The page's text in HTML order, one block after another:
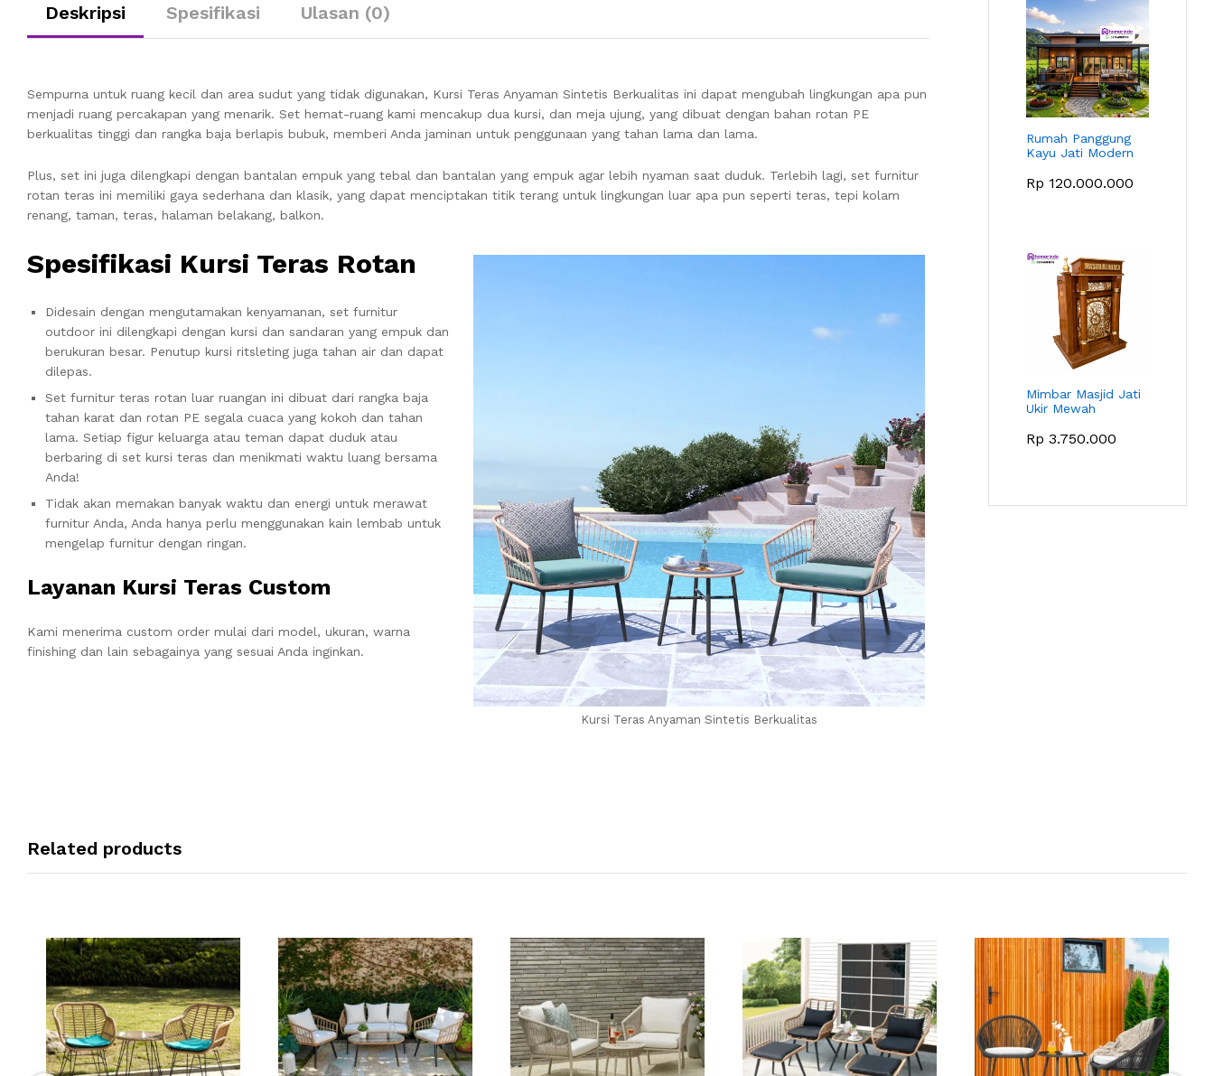
Deskripsi Spesifikasi Ulasan (0)
Sempurna untuk ruang kecil dan area sudut yang tidak digunakan, Kursi Teras Anyaman Sintetis Berkualitas ini dapat mengubah lingkungan apa pun
menjadi ruang percakapan yang menarik. Set hemat-ruang kami mencakup dua kursi, dan meja ujung, yang dibuat dengan bahan rotan PE
berkualitas tinggi dan rangka baja berlapis bubuk, memberi Anda jaminan untuk penggunaan yang tahan lama dan lama.
Plus, set ini juga dilengkapi dengan bantalan empuk yang tebal dan bantalan yang empuk agar lebih nyaman saat duduk. Terlebih lagi, set furnitur
rotan teras ini memiliki gaya sederhana dan klasik, yang dapat menciptakan titik terang untuk lingkungan luar apa pun seperti teras, tepi kolam
renang, taman, teras, halaman belakang, balkon.
Kursi Teras Anyaman Sintetis Berkualitas
Spesifikasi Kursi Teras Rotan
Didesain dengan mengutamakan kenyamanan, set furnitur
outdoor ini dilengkapi dengan kursi dan sandaran yang empuk dan
berukuran besar. Penutup kursi ritsleting juga tahan air dan dapat
dilepas.
Set furnitur teras rotan luar ruangan ini dibuat dari rangka baja
tahan karat dan rotan PE segala cuaca yang kokoh dan tahan
lama. Setiap figur keluarga atau teman dapat duduk atau
berbaring di set kursi teras dan menikmati waktu luang bersama
Anda!
Tidak akan memakan banyak waktu dan energi untuk merawat
furnitur Anda, Anda hanya perlu menggunakan kain lembab untuk
mengelap furnitur dengan ringan.
Layanan Kursi Teras Custom
Kami menerima custom order mulai dari model, ukuran, warna
finishing dan lain sebagainya yang sesuai Anda inginkan.
Rumah Panggung
Kayu Jati Modern
Rp 120.000.000
Mimbar Masjid Jati
Ukir Mewah
Rp 3.750.000
Related products